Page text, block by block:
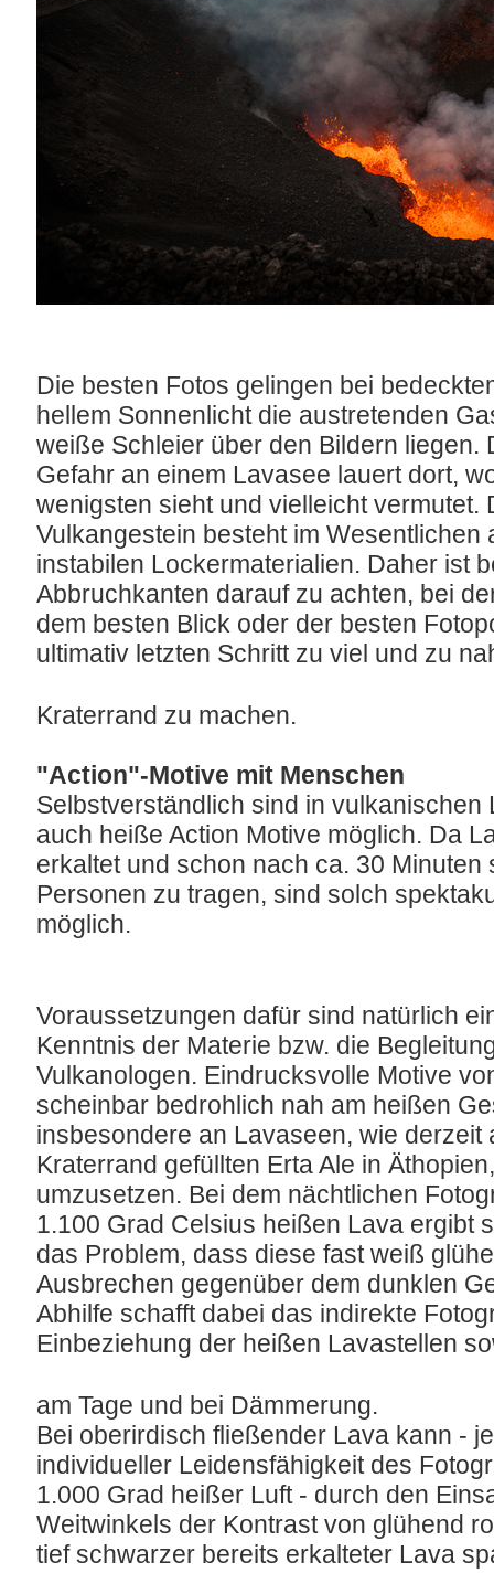
Die besten Fotos gelingen bei
hellem Sonnenlicht die austretenden
weiße Schleier über den Bildern liegen.
Gefahr an einem Lavasee lauert dort,
wenigsten sieht und vielleicht vermutet.
Vulkangestein besteht im Wesentlichen
instabilen Lockermaterialien. Daher ist
Abbruchkanten darauf zu achten, bei
dem besten Blick oder der besten
ultimativ letzten Schritt zu viel und zu
Kraterrand zu machen.
"Action"-Motive mit Menschen
Selbstverständlich sind in vulkanischen
auch heiße Action Motive möglich. Da
erkaltet und schon nach ca. 30 Minuten
Personen zu tragen, sind solch
möglich.
Voraussetzungen dafür sind natürlich
Kenntnis der Materie bzw. die
Vulkanologen. Eindrucksvolle Motive
scheinbar bedrohlich nah am heißen
insbesondere an Lavaseen, wie derzeit
Kraterrand gefüllten Erta Ale in
umzusetzen. Bei dem nächtlichen
1.100 Grad Celsius heißen Lava ergibt
das Problem, dass diese fast weiß
Ausbrechen gegenüber dem dunklen
Abhilfe schafft dabei das indirekte
Einbeziehung der heißen Lavastellen
am Tage und bei Dämmerung.
Bei oberirdisch fließender Lava kann -
individueller Leidensfähigkeit des
1.000 Grad heißer Luft - durch den
Weitwinkels der Kontrast von glühend
tief schwarzer bereits erkalteter Lava